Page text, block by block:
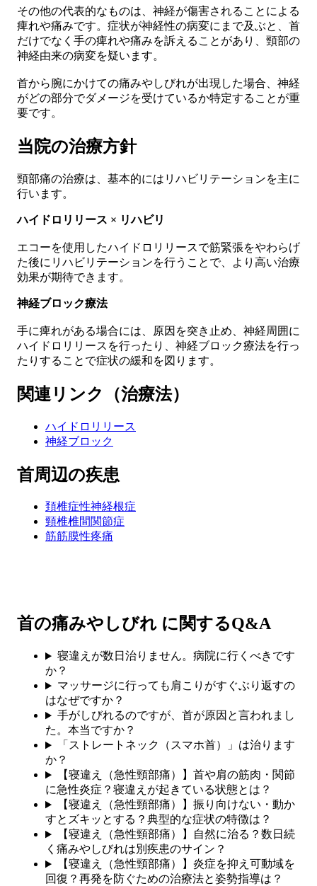
その他の代表的なものは、神経が傷害されることによる
痺れや痛みです。症状が神経性の病変にまで及ぶと、首
だけでなく手の痺れや痛みを訴えることがあり、頸部の
神経由来の病変を疑います。
首から腕にかけての痛みやしびれが出現した場合、 神経
がどの部分でダメージを受けているか特定する ことが重
要です。
当院の治療方針
頸部痛の治療は、基本的にはリハビリテーションを主に
行います。
ハイドロリリース × リハビリ
エコーを使用したハイドロリリースで筋緊張をやわらげ
た後にリハビリテーションを行うことで、より高い治療
効果が期待できます。
神経ブロック療法
手に痺れがある場合には、原因を突き止め、神経周囲に
ハイドロリリースを行ったり、 神経ブロック療法を行っ
たりすることで症状の緩和を図ります。
関連リンク（治療法）
ハイドロリリース
神経ブロック
首周辺の疾患
頚椎症性神経根症
頸椎椎間関節症
筋筋膜性疼痛
首の痛みやしびれ に関するQ&A
寝違えが数日治りません。病院に行くべきです
か？
マッサージに行っても肩こりがすぐぶり返すの
はなぜですか？
手がしびれるのですが、首が原因と言われまし
た。本当ですか？
「ストレートネック（スマホ首）」は治ります
か？
【寝違え（急性頸部痛）】首や肩の筋肉・関節
に急性炎症？寝違えが起きている状態とは？
【寝違え（急性頸部痛）】振り向けない・動か
すとズキッとする？典型的な症状の特徴は？
【寝違え（急性頸部痛）】自然に治る？数日続
く痛みやしびれは別疾患のサイン？
【寝違え（急性頸部痛）】炎症を抑え可動域を
回復？再発を防ぐための治療法と姿勢指導は？